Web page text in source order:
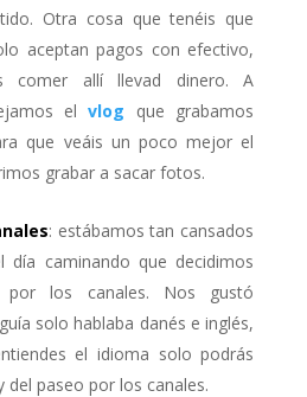
Otra cosa que tenéis que
aceptan pagos con efectivo,
comer allí llevad dinero. A
elvlog que grabamos
que veáis un poco mejor el
grabar a sacar fotos.
: estábamos tan cansados
día caminando que decidimos
por los canales. Nos gustó
solo hablaba danés e inglés,
el idioma solo podrás
del paseo por los canales.